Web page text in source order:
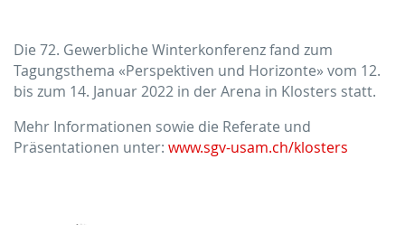
Die 72. Gewerbliche Winterkonferenz fand zum
Tagungsthema «Perspektiven und Horizonte» vom 12.
bis zum 14. Januar 2022 in der Arena in Klosters statt.
Mehr Informationen sowie die Referate und
Präsentationen unter: www.sgv-usam.ch/klosters